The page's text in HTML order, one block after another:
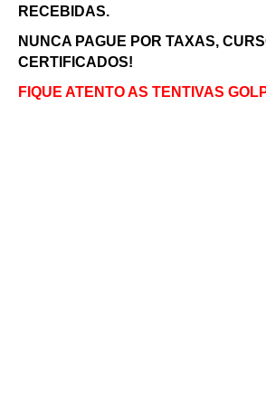
RECEBIDAS.
NUNCA PAGUE POR TAXAS,
CERTIFICADOS!
FIQUE ATENTO AS TENTIVAS